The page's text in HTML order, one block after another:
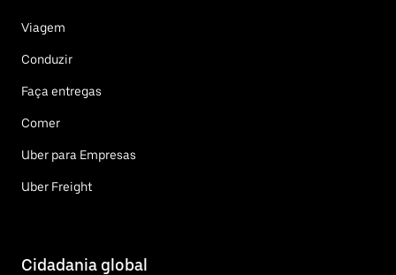
Viagem
Conduzir
Faça entregas
Comer
Uber para Empresas
Uber Freight
Cidadania global